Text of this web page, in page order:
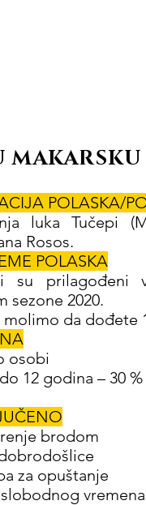
MAKARSKU
POLASKA/
luka Tučepi
Rosos.
POLASKA
su prilagođeni
sezone 2020.
molimo da dođete
osobi
12 godina – 30
brodom
za opuštanje